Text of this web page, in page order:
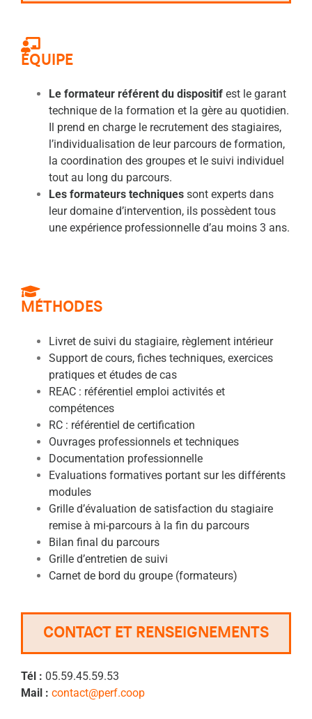
ÉQUIPE
Le formateur référent du dispositifest le garant
technique de la formation et la gère au quotidien.
Il prend en charge le recrutement des stagiaires,
l’individualisation de leur parcours de formation,
la coordination des groupes et le suivi individuel
tout au long du parcours.
Les formateurs techniquessont experts dans
leur domaine d’intervention, ils possèdent tous
une expérience professionnelle d’au moins 3 ans.
MÉTHODES
Livret de suivi du stagiaire, règlement intérieur
Support de cours, fiches techniques, exercices
pratiques et études de cas
REAC : référentiel emploi activités et
compétences
RC : référentiel de certification
Ouvrages professionnels et techniques
Documentation professionnelle
Evaluations formatives portant sur les différents
modules
Grille d’évaluation de satisfaction du stagiaire
remise à mi-parcours à la fin du parcours
Bilan final du parcours
Grille d’entretien de suivi
Carnet de bord du groupe (formateurs)
CONTACT ET RENSEIGNEMENTS
Tél : 05.59.45.59.53
Mail : contact@perf.coop